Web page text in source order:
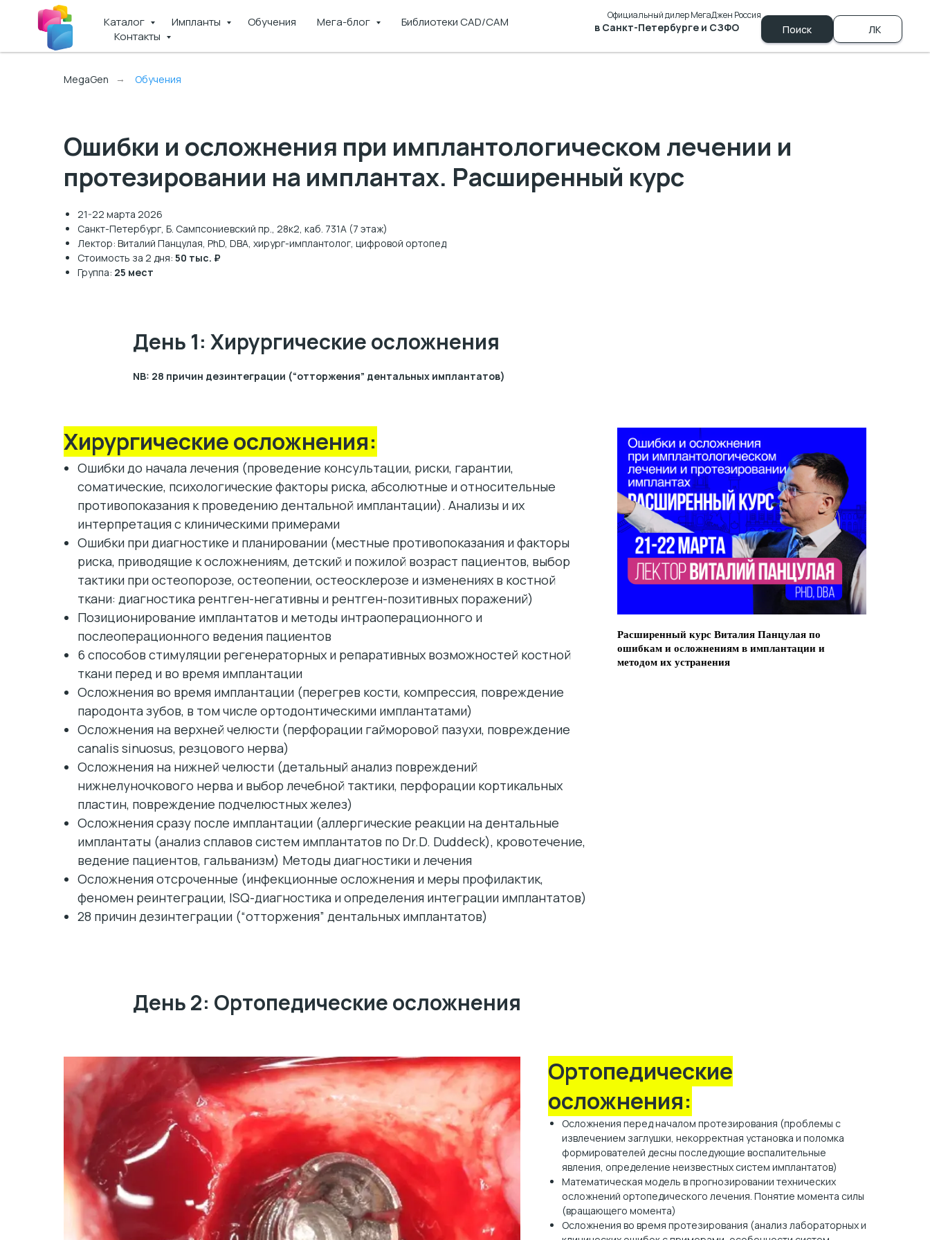
Каталог Импланты Обучения Мега-блог
Библиотеки CAD/CAM
Контакты
Официальный дилер МегаДжен Россия
в Санкт-Петербурге и СЗФО
+7 (981) 790-00-69
Поиск ЛК
MegaGen → Обучения
Ошибки и осложнения при имплантологическом лечении и
протезировании на имплантах. Расширенный курс
21-22 марта 2026
Санкт-Петербург, Б. Сампсониевский пр., 28к2, каб. 731А (7 этаж)
Лектор: Виталий Панцулая, PhD, DBA, хирург-имплантолог, цифровой ортопед
Стоимость за 2 дня: 50 тыс. ₽
Группа: 25 мест
День 1: Хирургические осложнения
NB: 28 причин дезинтеграции (“отторжения” дентальных имплантатов)
Хирургические осложнения:
Ошибки до начала лечения (проведение консультации, риски, гарантии,
cоматические, психологические факторы риска, абсолютные и относительные
противопоказания к проведению дентальной имплантации). Анализы и их
интерпретация с клиническими примерами
Ошибки при диагностике и планировании (местные противопоказания и факторы
риска, приводящие к осложнениям, детский и пожилой возраст пациентов, выбор
тактики при остеопорозе, остеопении, остеосклерозе и изменениях в костной
ткани: диагностика рентген-негативны и рентген-позитивных поражений)
Позиционирование имплантатов и методы интраоперационного и
послеоперационного ведения пациентов
6 способов стимуляции регенераторных и репаративных возможностей костной
ткани перед и во время имплантации
Осложнения во время имплантации (перегрев кости, компрессия, повреждение
пародонта зубов, в том числе ортодонтическими имплантатами)
Осложнения на верхней челюсти (перфорации гайморовой пазухи, повреждение
canalis sinuosus, резцового нерва)
Осложнения на нижней челюсти (детальный анализ повреждений
нижнелуночкового нерва и выбор лечебной тактики, перфорации кортикальных
пластин, повреждение подчелюстных желез)
Осложнения сразу после имплантации (аллергические реакции на дентальные
имплантаты (анализ сплавов систем имплантатов по Dr.D. Duddeck), кровотечение,
ведение пациентов, гальванизм) Методы диагностики и лечения
Осложнения отсроченные (инфекционные осложнения и меры профилактик,
феномен реинтеграции, ISQ-диагностика и определения интеграции имплантатов)
28 причин дезинтеграции (“отторжения” дентальных имплантатов)
Расширенный курс Виталия Панцулая по
ошибкам и осложнениям в имплантации и
методом их устранения
День 2: Ортопедические осложнения
Ортопедические
осложнения:
Осложнения перед началом протезирования (проблемы с
извлечением заглушки, некорректная установка и поломка
формирователей десны последующие воспалительные
явления, определение неизвестных систем имплантатов)
Математическая модель в прогнозировании технических
осложнений ортопедического лечения. Понятие момента силы
(вращающего момента)
Осложнения во время протезирования (анализ лабораторных и